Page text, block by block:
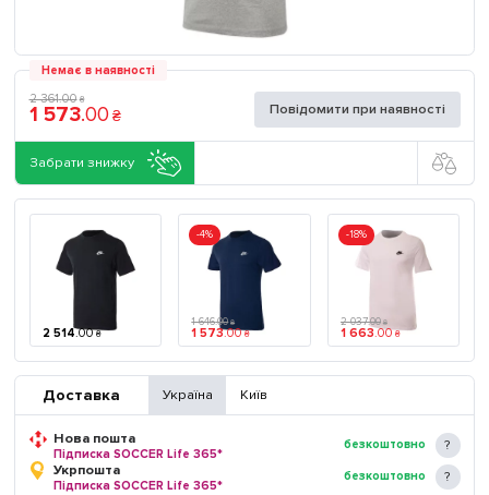
Немає в наявності
2 361.00 ₴
1 573.00 ₴ Повідомити при наявності
Забрати знижку
2 514.00 ₴
-4%
1 646.00 ₴
1 573.00 ₴
-18%
2 037.00 ₴
1 663.00 ₴
Доставка Україна Київ
Нова пошта
Підписка SOCCER Life 365*
безкоштовно
Укрпошта
Підписка SOCCER Life 365*
безкоштовно